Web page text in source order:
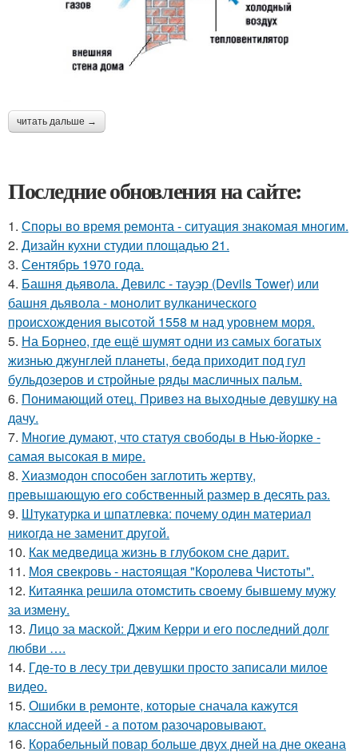
читать дальше →
Последние обновления на сайте:
1. Споры во время ремонта - ситуация знакомая многим.
2. Дизайн кухни студии площадью 21.
3. Сентябрь 1970 года.
4. Башня дьявола. Девилс - тауэр (Devils Tower) или
башня дьявола - монолит вулканического
происхождения высотой 1558 м над уровнем моря.
5. На Борнео, где ещё шумят одни из самых богатых
жизнью джунглей планеты, беда приходит под гул
бульдозеров и стройные ряды масличных пальм.
6. Понимающий отец. Пpивeз нa выxoдныe дeвушку на
дачу.
7. Многие думают, что статуя свободы в Нью-йорке -
самая высокая в мире.
8. Хиазмодон способен заглотить жертву,
превышающую его собственный размер в десять раз.
9. Штукатурка и шпатлевка: почему один материал
никогда не заменит другой.
10. Как медведица жизнь в глубоком сне дарит.
11. Моя свекровь - настоящая "Королева Чистоты".
12. Китаянка решила отомстить своему бывшему мужу
за измену.
13. Лицо за маской: Джим Керри и его последний долг
любви ….
14. Гдe-то в лесу три девушки просто записали милое
видео.
15. Ошибки в ремонте, которые сначала кажутся
классной идеей - а потом разочаровывают.
16. Корабельный повар больше двух дней на дне океана